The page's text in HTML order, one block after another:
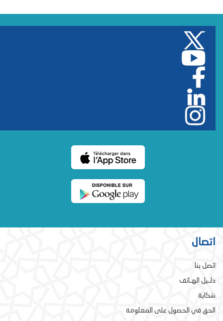
اتصال
اتصل بنا
دلـيل الهـاتف
شكاية
الحق في الحصول على المعلومة